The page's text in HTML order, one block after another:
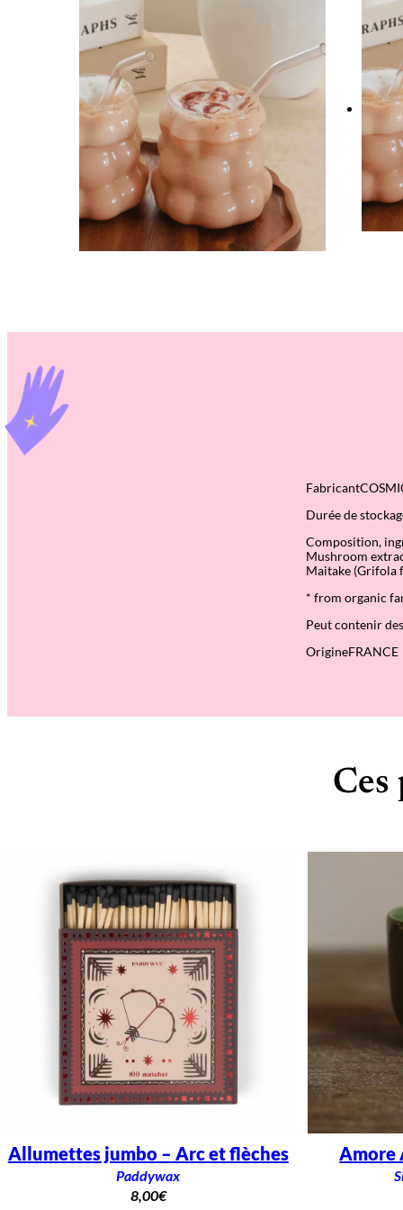
Durée de
Composition,
Mushroom
Maitake (Grifola
* from organic
Peut contenir
OrigineFRANCE
Allumettes jumbo – Arc et flèches
Paddywax
8,00€
Amore